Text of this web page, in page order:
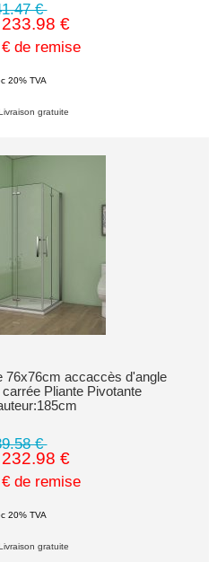
€
€
de remise
avec 20% TVA
gratuite
76x76cm accaccès d'angle
Pliante Pivotante
€
€
de remise
avec 20% TVA
gratuite